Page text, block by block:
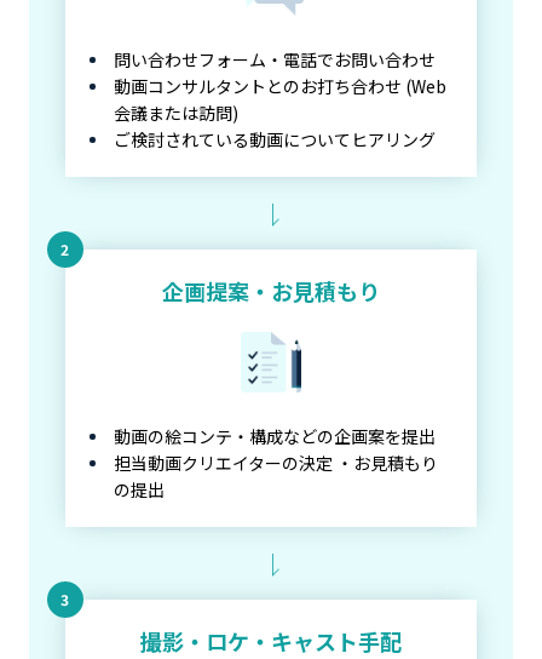
問い合わせフォーム・電話でお問い合わせ
動画コンサルタントとのお打ち合わせ (Web
会議または訪問)
ご検討されている動画についてヒアリング
企画提案・お見積もり
動画の絵コンテ・構成などの企画案を提出
担当動画クリエイターの決定 ・お見積もり
の提出
撮影・ロケ・キャスト手配